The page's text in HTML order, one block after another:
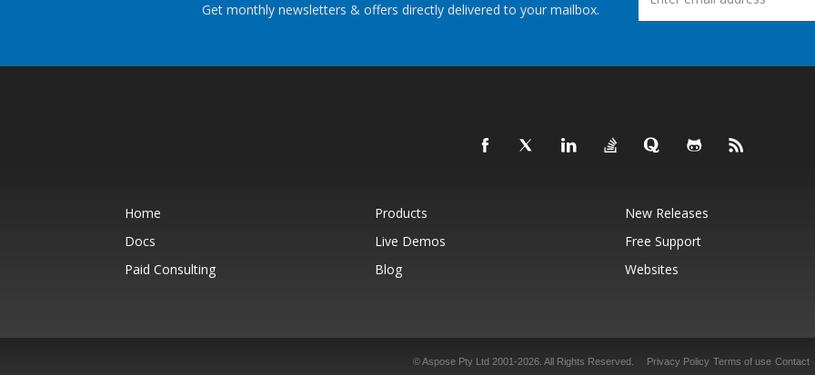
Get monthly newsletters & offers directly delivered to your mailbox.
Home Products
New Releases
Docs
Live Demos
Free Support
Paid Consulting
Blog Websites
© Aspose Pty Ltd 2001-2026. All Rights Reserved. Privacy Policy Terms of use Contact